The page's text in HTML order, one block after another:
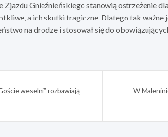
Zjazdu Gnieźnieńskiego stanowią ostrzeżenie
a ich skutki tragiczne. Dlatego tak ważne
na drodze i stosował się do
weselni” rozbawiają
W